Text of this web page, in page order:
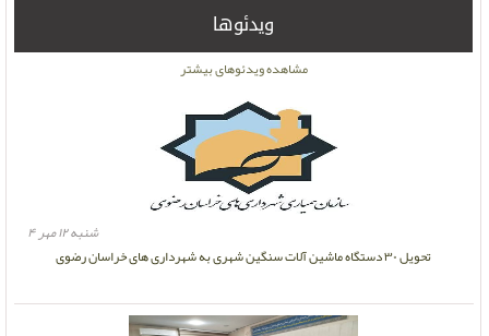
ویدئوها
تحویل ۳۰ دستگاه ماشین آلات سنگین شهری به شهرداری های خراسان رضوی
شنبه ۱۲ مهر ۴
مشاهده ویدئوهای بیشتر